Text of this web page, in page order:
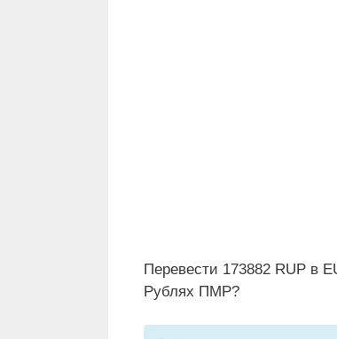
Перевести 173882 RUP в
Рублях ПМР?